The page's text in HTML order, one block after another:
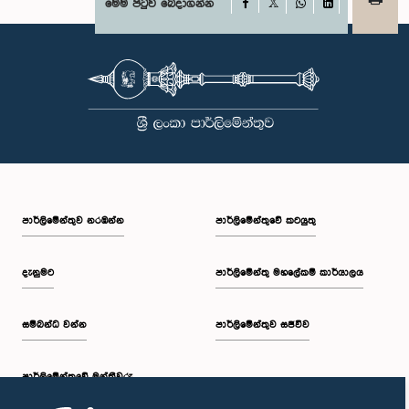
සභාවල අධිකාරිය, ගෞරවය සහ ස්ථාපිත ක්‍රියාපටිපාටිවලට ගෞරව කිරීමේ
වැදගත්කම පිළිබඳව නිසි අවබෝධයකින් යුතුව තම ක්‍රියාවන්හි බරපතලකම
වරප්‍රසාද පිළිබඳ කාරක සභාව සහ පොදු ව්‍යාපාර පිළිබඳ කාරක සභාවේ
සභාපතිවරයා විසින් ඒ පිළිබඳව නිසි පරිදි සලකා බැලීමෙන් අනතුරුව, ඉහත
කී නිලධාරීන්ට සමාව ලබා දෙන ලෙස කරන ලද ඉල්ලීම පිළිගන්නා
ලදී. පාර්ලිමේන්තු කාරක සභා රැස්වීම් සඳහා පෙනී සිටින සියලුම පුද්ගලයන්
සෑම අවස්ථාවකදීම ඉහළම මට්ටමින් ආචාරධර්ම හා හැසිරීම් අනුගමනය
පාර්ලිමේන්තුවේ ගරුත්වය හා අධිකාරිය ආරක්ෂා කරමින් කටයුතු කිරීමත්
මෙම පිටුව බෙදාගන්න Facebook
WhatsAppLinkedIn
පාර්ලි‌මේන්තුව නරඹන්න
දැනුමට
සම්බන්ධ වන්න
පාර්ලි‌මේන්තුවේ මන්ත්‍රීවරු
පාර්ලිමේන්තුවේ කටයුතු
පාර්ලිමේන්තු මහලේකම් කාර්යාලය
පාර්ලිමේන්තුව සජීවීව